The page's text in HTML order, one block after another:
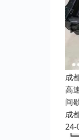
成
高
间
成
24-